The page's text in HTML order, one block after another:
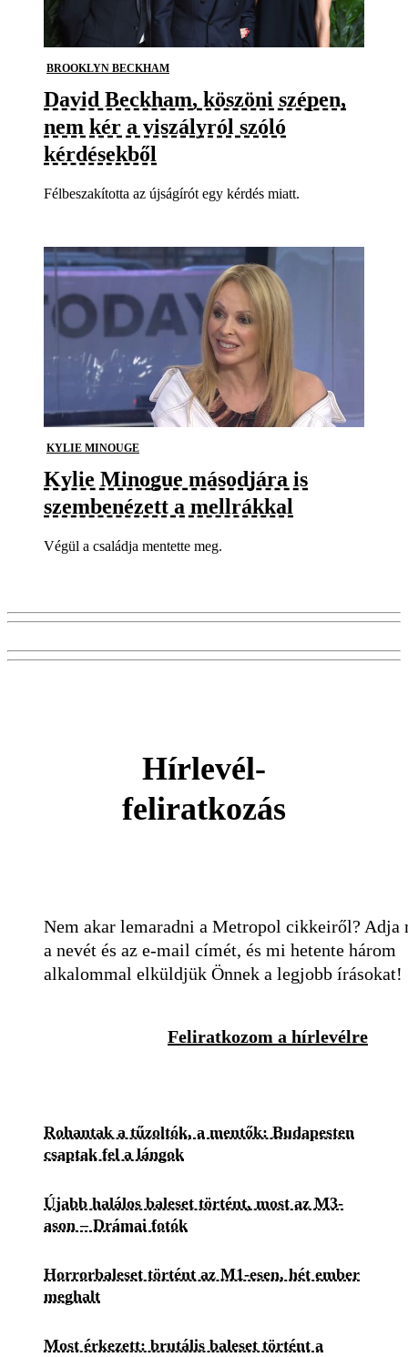
BROOKLYN BECKHAM
David Beckham, köszöni szépen,
nem kér a viszályról szóló
kérdésekből
Félbeszakította az újságírót egy kérdés miatt.
KYLIE MINOUGE
Kylie Minogue másodjára is
szembenézett a mellrákkal
Végül a családja mentette meg.
Hírlevél-
feliratkozás
Nem akar lemaradni a Metropol cikkeiről? Adja
a nevét és az e-mail címét, és mi hetente három
alkalommal elküldjük Önnek a legjobb írásokat!
Feliratkozom a hírlevélre
Rohantak a tűzoltók, a mentők: Budapesten
csaptak fel a lángok
Újabb halálos baleset történt, most az M3-
ason – Drámai fotók
Horrorbaleset történt az M1-esen, hét ember
meghalt
Most érkezett: brutális baleset történt a